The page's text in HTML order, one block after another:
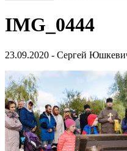
IMG_0444
23.09.2020 - Сергей